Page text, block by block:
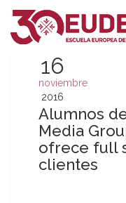
16
noviembre
2016
Alumnos
Media
ofrece full
clientes